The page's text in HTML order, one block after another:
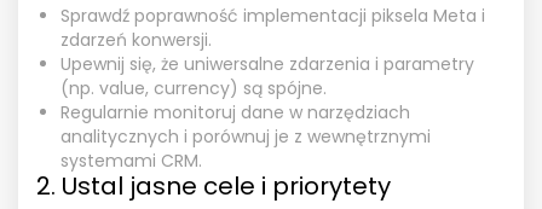
Sprawdź poprawność implementacji piksela Meta i
zdarzeń konwersji.
Upewnij się, że uniwersalne zdarzenia i parametry
(np. value, currency) są spójne.
Regularnie monitoruj dane w narzędziach
analitycznych i porównuj je z wewnętrznymi
systemami CRM.
2. Ustal jasne cele i priorytety